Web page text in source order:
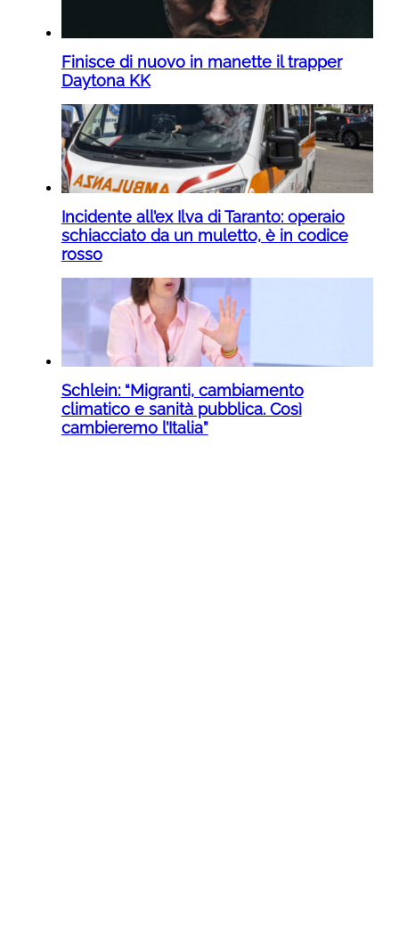
Finisce di nuovo in manette il trapper
Daytona KK
Incidente all’ex Ilva di Taranto: operaio
schiacciato da un muletto, è in codice
rosso
Schlein: “Migranti, cambiamento
climatico e sanità pubblica. Così
cambieremo l’Italia”